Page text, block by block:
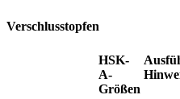
Verschlusstopfen
HSK-
A-
Größen